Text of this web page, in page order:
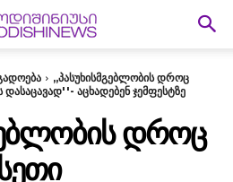
,,პასუხისმგებლობის დროც
დასაცავად''- აცხადებენ ჯემფესტზე
ᲓᲠᲝᲪ